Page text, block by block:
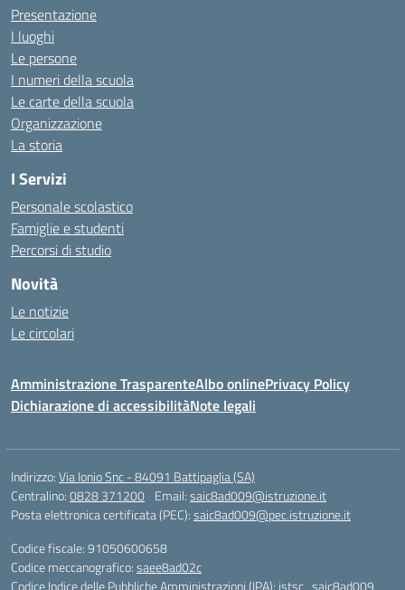
Presentazione
I luoghi
Le persone
I numeri della scuola
Le carte della scuola
Organizzazione
La storia
I Servizi
Personale scolastico
Famiglie e studenti
Percorsi di studio
Novità
Le notizie
Le circolari
Amministrazione TrasparenteAlbo onlinePrivacy Policy
Dichiarazione di accessibilitàNote legali
Indirizzo:Via Ionio Snc - 84091 Battipaglia (SA)
Centralino:0828 371200 Email:saic8ad009@istruzione.it
Posta elettronica certificata (PEC):saic8ad009@pec.istruzione.it
Codice fiscale: 91050600658
Codice meccanografico:saee8ad02c
Codice Indice delle Pubbliche Amministrazioni (IPA): istsc_saic8ad009